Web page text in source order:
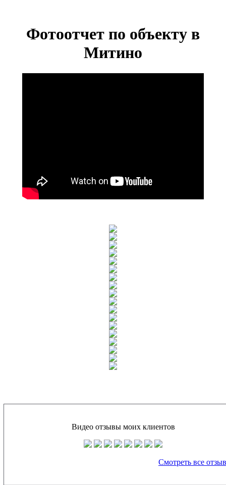
Фотоотчет по объекту в
Митино
Видео отзывы моих клиентов
Смотреть все